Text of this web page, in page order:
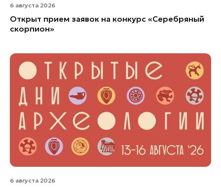
6 августа 2026
Открыт прием заявок на конкурс «Серебряный
скорпион»
6 августа 2026